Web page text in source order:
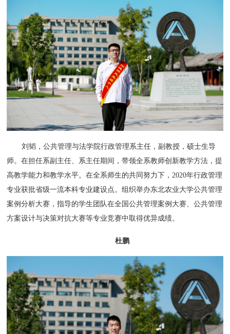
刘韬，公共管理与法学院行政管理系主任，副教授，硕士生导
师。在担任系副主任、系主任期间，带领全系教师创新教学方法，提
高教学能力和教学水平。在全系师生的共同努力下，2020年行政管理
专业获批省级一流本科专业建设点。组织举办东北农业大学公共管理
案例分析大赛，指导的学生团队在全国公共管理案例大赛、公共管理
方案设计与决策对抗大赛等专业竞赛中取得优异成绩。
杜鹏